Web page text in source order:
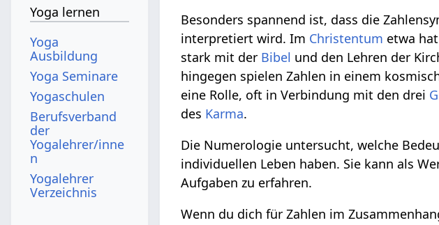
Besonders spannend ist, dass die
interpretiert wird. Im Christentum etwa
stark mit der Bibel und den Lehren der
hingegen spielen Zahlen in einem
eine Rolle, oft in Verbindung mit den drei
des Karma.
Die Numerologie untersucht, welche
individuellen Leben haben. Sie kann als
Aufgaben zu erfahren.
Wenn du dich für Zahlen im
Yoga lernen
Yoga
Ausbildung
Yoga Seminare
Yogaschulen
Berufsverband
der
Yogalehrer/inne
n
Yogalehrer
Verzeichnis